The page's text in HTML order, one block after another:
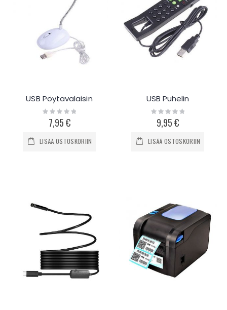
USB Pöytävalaisin
Rating:
0%7,95 €
LISÄÄ OSTOSKORIIN
USB Puhelin
Rating:
0%9,95 €
LISÄÄ OSTOSKORIIN